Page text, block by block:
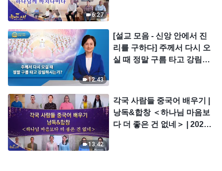
6:27
12:43
[설교 모음 - 신앙 안에서 진
리를 구하다] 주께서 다시 오
실 때 정말 구름 타고 강림하
13:42
각국 사람들 중국어 배우기 |
낭독&합창 ＜하나님 마음보
다 더 좋은 건 없네＞ | 2026